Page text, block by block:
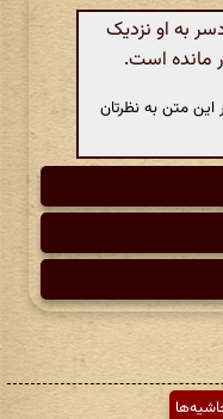
به او نزدیک
مانده است.
متن به نظرتان